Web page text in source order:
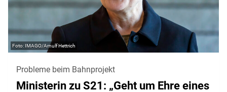
IMAGO/Arnulf Hettrich
Probleme beim Bahnprojekt
Ministerin zu S21: „Geht um Ehre eines